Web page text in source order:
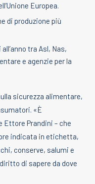
Europea.
di produzione più
tra Asl, Nas,
e agenzie per la
sicurezza alimentare,
«È
Ettore Prandini – che
indicata in etichetta,
conserve, salumi e
di sapere da dove